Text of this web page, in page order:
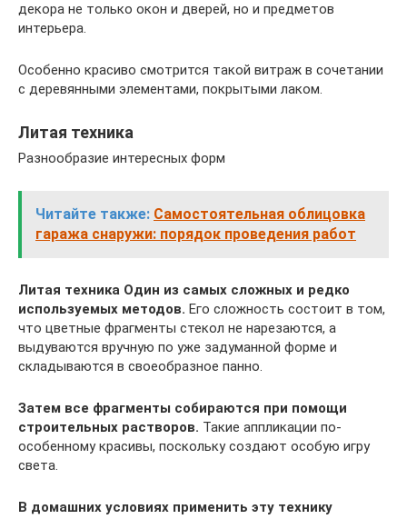
декора не только окон и дверей, но и предметов
интерьера.
Особенно красиво смотрится такой витраж в сочетании
с деревянными элементами, покрытыми лаком.
Литая техника
Разнообразие интересных форм
Читайте также: Самостоятельная облицовка
гаража снаружи: порядок проведения работ
Литая техника Один из самых сложных и редко
используемых методов. Его сложность состоит в том,
что цветные фрагменты стекол не нарезаются, а
выдуваются вручную по уже задуманной форме и
складываются в своеобразное панно.
Затем все фрагменты собираются при помощи
строительных растворов. Такие аппликации по-
особенному красивы, поскольку создают особую игру
света.
В домашних условиях применить эту технику